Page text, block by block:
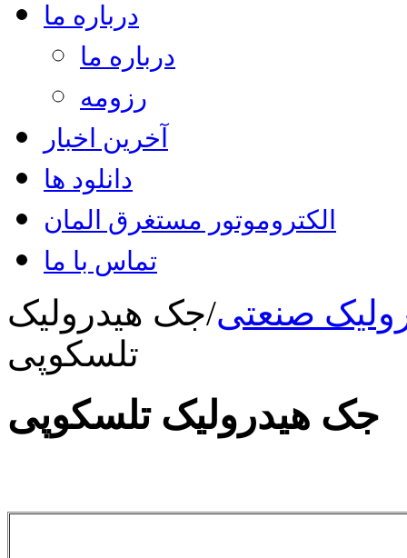
درباره ما
درباره ما
رزومه
آخرین اخبار
دانلود ها
الکتروموتور مستغرق المان
تماس با ما
صنعتی/جک هیدرولیک
تلسکوپی
جک هیدرولیک تلسکوپی